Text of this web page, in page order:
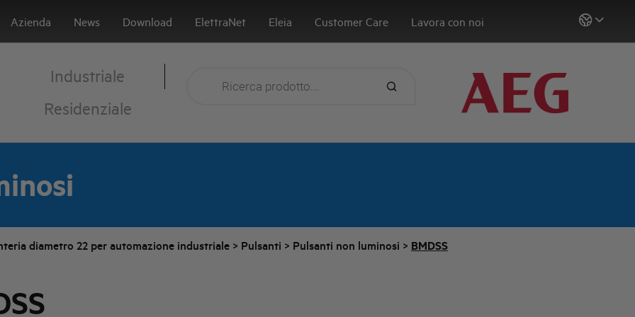
Azienda News Download ElettraNet Eleia Customer Care Lavora con noi
Industriale
Residenziale
diametro 22 per automazione industriale > Pulsanti > Pulsanti non luminosi > BMDSS